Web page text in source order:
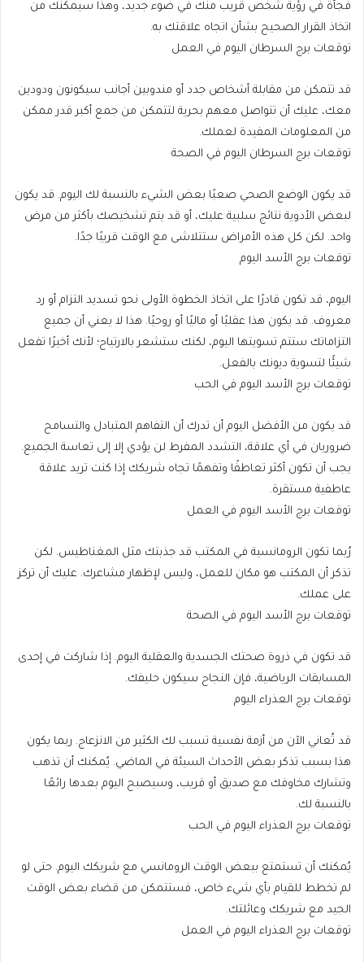
فجأة في رؤية شخص قريب منك في ضوء جديد، وهذا سيمكنك من
اتخاذ القرار الصحيح بشأن اتجاه علاقتك به.
توقعات برج السرطان اليوم في العمل
قد تتمكن من مقابلة أشخاص جدد أو مندوبين أجانب سيكونون ودودين
معك، عليك أن تتواصل معهم بحرية لتتمكن من جمع أكبر قدر ممكن
من المعلومات المفيدة لعملك.
توقعات برج السرطان اليوم في الصحة
قد يكون الوضع الصحي صعبًا بعض الشيء بالنسبة لك اليوم. قد يكون
لبعض الأدوية نتائج سلبية عليك، أو قد يتم تشخيصك بأكثر من مرض
واحد. لكن كل هذه الأمراض ستتلاشى مع الوقت قريبًا جدًا.
توقعات برج الأسد اليوم
اليوم، قد تكون قادرًا على اتخاذ الخطوة الأولى نحو تسديد التزام أو رد
معروف. قد يكون هذا عقليًا أو ماليًا أو روحيًا. هذا لا يعني أن جميع
التزاماتك ستتم تسويتها اليوم، لكنك ستشعر بالارتياح؛ لأنك أخيرًا تفعل
شيئًا لتسوية ديونك بالفعل.
توقعات برج الأسد اليوم في الحب
قد يكون من الأفضل اليوم أن تدرك أن التفاهم المتبادل والتسامح
ضروريان في أي علاقة، التشدد المفرط لن يؤدي إلا إلى تعاسة الجميع.
يجب أن تكون أكثر تعاطفًا وتفهمًا تجاه شريكك إذا كنت تريد علاقة
عاطفية مستقرة.
توقعات برج الأسد اليوم في العمل
رُبما تكون الرومانسية في المكتب قد جذبتك مثل المغناطيس. لكن
تذكر أن المكتب هو مكان للعمل، وليس لإظهار مشاعرك. عليك أن تركز
على عملك.
توقعات برج الأسد اليوم في الصحة
قد تكون في ذروة صحتك الجسدية والعقلية اليوم. إذا شاركت في إحدى
المسابقات الرياضية، فإن النجاح سيكون حليفك.
توقعات برج العذراء اليوم
قد تُعاني الآن من أزمة نفسية تسبب لك الكثير من الانزعاج. ربما يكون
هذا بسبب تذكر بعض الأحداث السيئة في الماضي. يُمكنك أن تذهب
وتشارك مخاوفك مع صديق أو قريب، وسيصبح اليوم بعدها رائعًا
بالنسبة لك.
توقعات برج العذراء اليوم في الحب
يُمكنك أن تستمتع ببعض الوقت الرومانسي مع شريكك اليوم. حتى لو
لم تخطط للقيام بأي شيء خاص، فستتمكن من قضاء بعض الوقت
الجيد مع شريكك وعائلتك.
توقعات برج العذراء اليوم في العمل